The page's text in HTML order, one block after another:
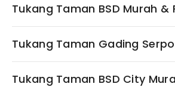
Tukang Taman BSD Murah &
Tukang Taman Gading
Tukang Taman BSD City